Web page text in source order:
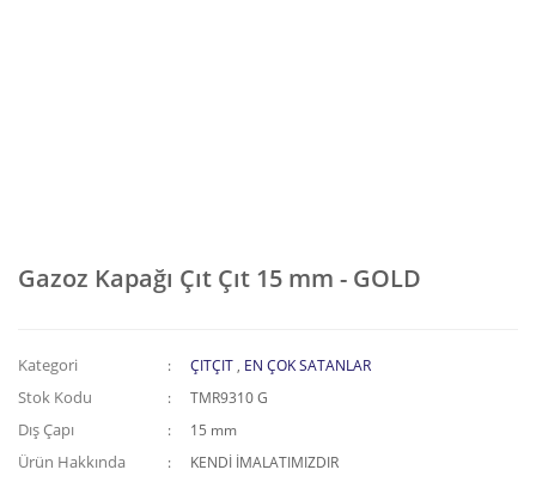
Gazoz Kapağı Çıt Çıt 15 mm - GOLD
Kategori ÇITÇIT , EN ÇOK SATANLAR
Stok Kodu TMR9310 G
Dış Çapı 15 mm
Ürün Hakkında KENDİ İMALATIMIZDIR